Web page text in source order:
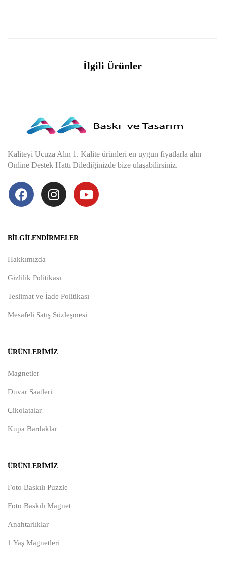
İlgili Ürünler
Kaliteyi Ucuza Alın 1. Kalite ürünleri en uygun fiyatlarla alın
Online Destek Hattı Dilediğinizde bize ulaşabilirsiniz.
BILGILENDIRMELER
Hakkımızda
Gizlilik Politikası
Teslimat ve İade Politikası
Mesafeli Satış Sözleşmesi
ÜRÜNLERIMIZ
Magnetler
Duvar Saatleri
Çikolatalar
Kupa Bardaklar
ÜRÜNLERIMIZ
Foto Baskılı Puzzle
Foto Baskılı Magnet
Anahtarlıklar
1 Yaş Magnetleri